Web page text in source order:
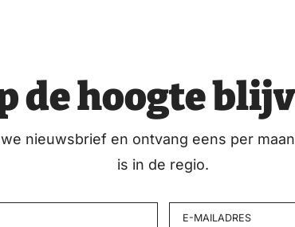
de hoogte
nieuwsbrief en ontvang eens per
is in de regio.
E-MAILADRES